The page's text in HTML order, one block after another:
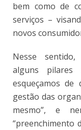
bem como de
serviços –
novos
Nesse
alguns
esqueçamos
gestão das
mesmo”, e
“preenchimento